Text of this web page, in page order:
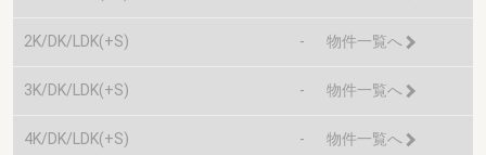
2K/DK/LDK(+S) - 物件一覧へ
3K/DK/LDK(+S) - 物件一覧へ
4K/DK/LDK(+S) - 物件一覧へ